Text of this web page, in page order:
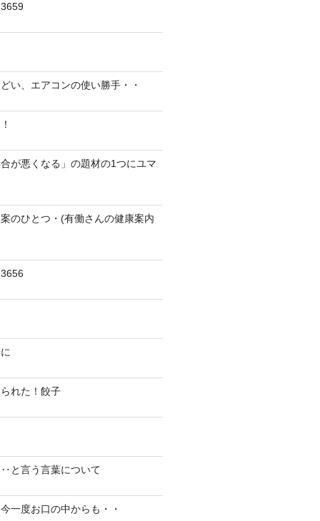
い、エアコンの使い勝手・・
が悪くなる」の題材の1つにユマ
のひとつ・(有働さんの健康案内
られた！餃子
と言う言葉について
一度お口の中からも・・